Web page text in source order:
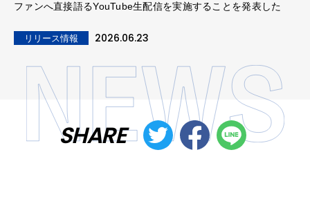
ファンへ直接語るYouTube生配信を実施することを発表した
リリース情報 2026.06.23
SHARE